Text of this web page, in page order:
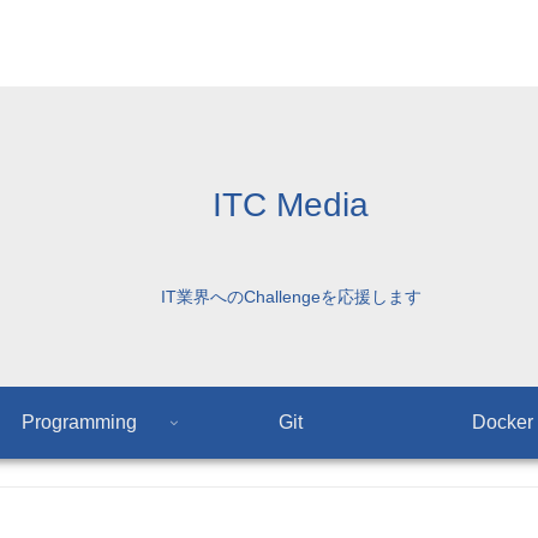
ITC Media
IT業界へのChallengeを応援します
Programming Git Docker